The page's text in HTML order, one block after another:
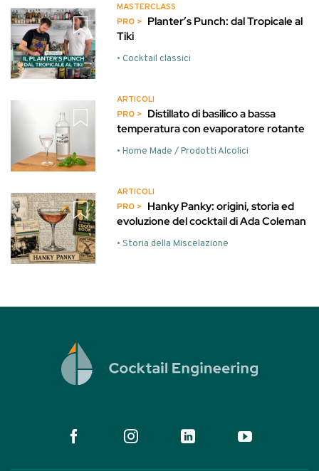
MASTERCLASS
Planter’s Punch: dal Tropicale al
Tiki
• Cocktail classici
ARTICOLI
Distillato di basilico a bassa
temperatura con evaporatore rotante
• Home Made / Prodotti Alcolici
ARTICOLI
Hanky Panky: origini, storia ed
evoluzione del cocktail di Ada Coleman
• Storia della Miscelazione